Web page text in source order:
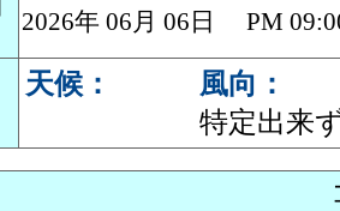
2026年 06月 06日 PM
天候：
風向：
特定出来